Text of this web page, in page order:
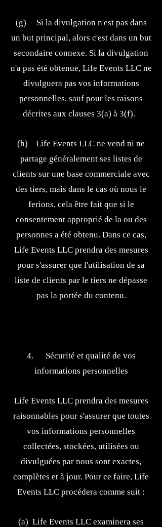
(g) Si la divulgation n'est pas dans
un but principal, alors c'est dans un but
secondaire connexe. Si la divulgation
n'a pas été obtenue, Life Events LLC ne
divulguera pas vos informations
personnelles, sauf pour les raisons
décrites aux clauses 3(a) à 3(f).
(h) Life Events LLC ne vend ni ne
partage généralement ses listes de
clients sur une base commerciale avec
des tiers, mais dans le cas où nous le
ferions, cela être fait que si le
consentement approprié de la ou des
personnes a été obtenu. Dans ce cas,
Life Events LLC prendra des mesures
pour s'assurer que l'utilisation de sa
liste de clients par le tiers ne dépasse
pas la portée du contenu.
4. Sécurité et qualité de vos
informations personnelles
Life Events LLC prendra des mesures
raisonnables pour s'assurer que toutes
vos informations personnelles
collectées, stockées, utilisées ou
divulguées par nous sont exactes,
complètes et à jour. Pour ce faire, Life
Events LLC procédera comme suit :
(a) Life Events LLC examinera ses